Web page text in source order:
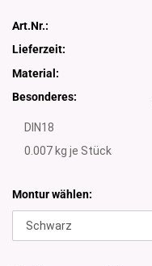
Art.Nr.:
Lieferzeit:
Material:
Besonderes:
DIN18
0.007 kg je Stück
Montur wählen: